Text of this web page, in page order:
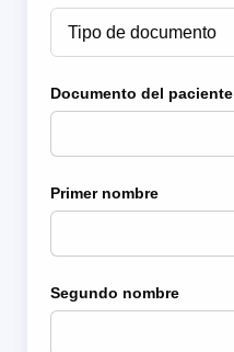
Documento del paciente
Primer nombre
Segundo nombre